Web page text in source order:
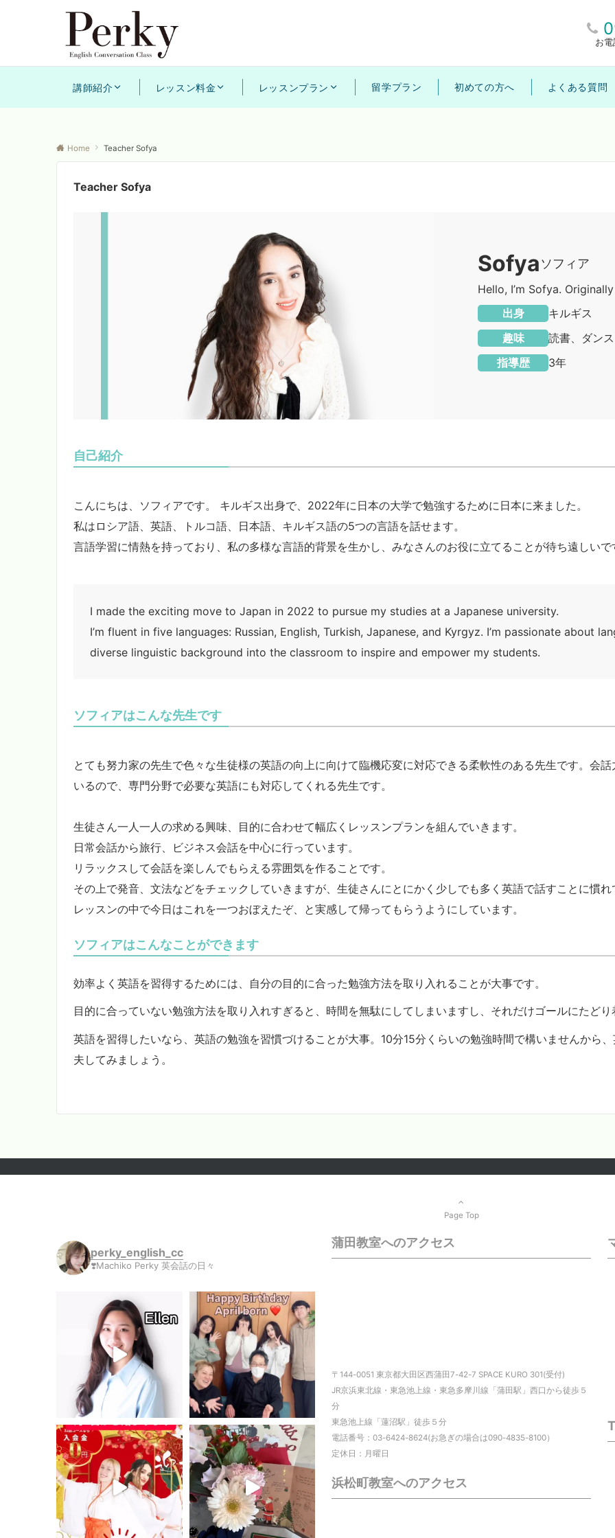
お
講師紹介 レッスン料金 レッスンプラン 留学プラン 初めての方へ よくある質問
Home Teacher Sofya
Teacher Sofya
Sofyaソフィア
Hello, I’m Sofya.
出身
キルギス
趣味
読書、ダンス
指導歴
3年
自己紹介
こんにちは、ソフィアです。 キルギス出身で、2022年に日本の大学で勉強するために日本に来ました。
私はロシア語、英語、トルコ語、日本語、キルギス語の5つの言語を話せます。
言語学習に情熱を持っており、私の多様な言語的背景を生かし、みなさんのお役に立てることが待ち遠しいで
I made the exciting move to Japan in 2022 to pursue my studies at a Japanese university.
I’m fluent in five languages: Russian, English, Turkish, Japanese, and Kyrgyz. I’m passionate about
diverse linguistic background into the classroom to inspire and empower my students.
ソフィアはこんな先生です
とても努力家の先生で色々な生徒様の英語の向上に向けて臨機応変に対応できる柔軟性のある先生です。会
いるので、専門分野で必要な英語にも対応してくれる先生です。
生徒さん一人一人の求める興味、目的に合わせて幅広くレッスンプランを組んでいきます。
日常会話から旅行、ビジネス会話を中心に行っています。
リラックスして会話を楽しんでもらえる雰囲気を作ることです。
その上で発音、文法などをチェックしていきますが、生徒さんにとにかく少しでも多く英語で話すことに慣
レッスンの中で今日はこれを一つおぼえたぞ、と実感して帰ってもらうようにしています。
ソフィアはこんなことができます
効率よく英語を習得するためには、自分の目的に合った勉強方法を取り入れることが大事です。
目的に合っていない勉強方法を取り入れすぎると、時間を無駄にしてしまいますし、それだけゴールにたど
英語を習得したいなら、英語の勉強を習慣づけることが大事。10分15分くらいの勉強時間で構いませんから
夫してみましょう。
Page Top
perky_english_cc
❣️Machiko Perky 英会話の日々
蒲田教室へのアクセス
〒144-0051 東京都大田区西蒲田7-42-7 SPACE KURO 301(受付)
JR京浜東北線・東急池上線・東急多摩川線「蒲田駅」西口から徒歩５
分
東急池上線「蓮沼駅」徒歩５分
電話番号：03-6424-8624(お急ぎの場合は090-4835-8100）
定休日：月曜日
浜松町教室へのアクセス